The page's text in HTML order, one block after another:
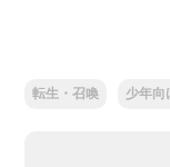
転生・召喚 少年向